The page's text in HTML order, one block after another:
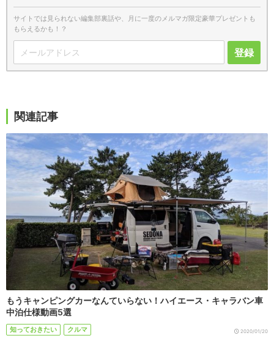
サイトでは見られない編集部裏話や、月に一度のメルマガ限定豪華プレゼントも
もらえるかも！？
登録
関連記事
もうキャンピングカーなんていらない！ハイエース・キャラバン車
中泊仕様動画5選
知っておきたい クルマ 2020/01/20